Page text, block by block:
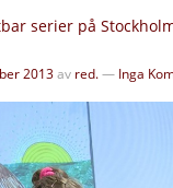
serier på
2013av red.— Inga